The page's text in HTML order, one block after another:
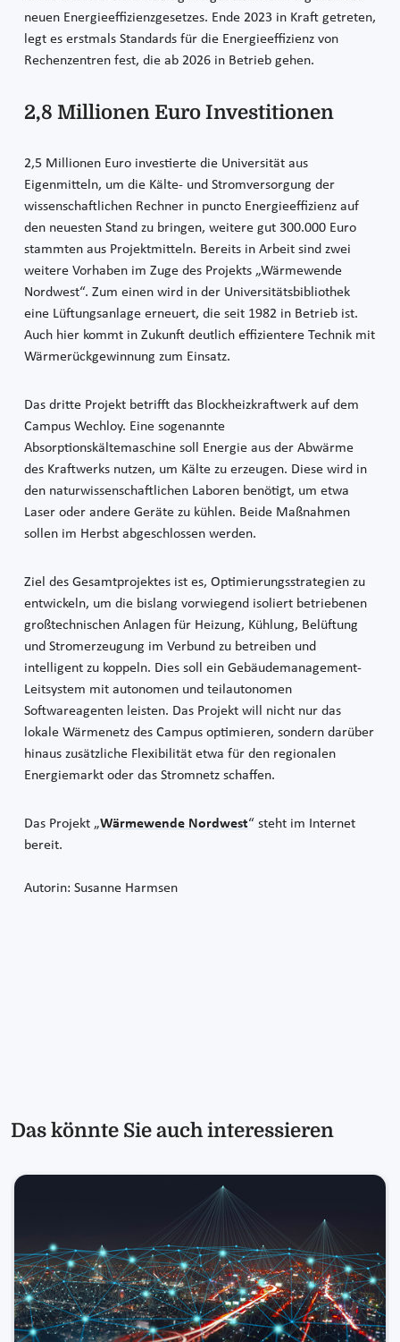
neuen Energieeffizienzgesetzes. Ende 2023 in Kraft getreten,
legt es erstmals Standards für die Energieeffizienz von
Rechenzentren fest, die ab 2026 in Betrieb gehen.
2,8 Millionen Euro Investitionen
2,5 Millionen Euro investierte die Universität aus
Eigenmitteln, um die Kälte- und Stromversorgung der
wissenschaftlichen Rechner in puncto Energieeffizienz auf
den neuesten Stand zu bringen, weitere gut 300.000 Euro
stammten aus Projektmitteln. Bereits in Arbeit sind zwei
weitere Vorhaben im Zuge des Projekts „Wärmewende
Nordwest“. Zum einen wird in der Universitätsbibliothek
eine Lüftungsanlage erneuert, die seit 1982 in Betrieb ist.
Auch hier kommt in Zukunft deutlich effizientere Technik mit
Wärmerückgewinnung zum Einsatz.
Das dritte Projekt betrifft das Blockheizkraftwerk auf dem
Campus Wechloy. Eine sogenannte
Absorptionskältemaschine soll Energie aus der Abwärme
des Kraftwerks nutzen, um Kälte zu erzeugen. Diese wird in
den naturwissenschaftlichen Laboren benötigt, um etwa
Laser oder andere Geräte zu kühlen. Beide Maßnahmen
sollen im Herbst abgeschlossen werden.
Ziel des Gesamtprojektes ist es, Optimierungsstrategien zu
entwickeln, um die bislang vorwiegend isoliert betriebenen
großtechnischen Anlagen für Heizung, Kühlung, Belüftung
und Stromerzeugung im Verbund zu betreiben und
intelligent zu koppeln. Dies soll ein Gebäudemanagement-
Leitsystem mit autonomen und teilautonomen
Softwareagenten leisten. Das Projekt will nicht nur das
lokale Wärmenetz des Campus optimieren, sondern darüber
hinaus zusätzliche Flexibilität etwa für den regionalen
Energiemarkt oder das Stromnetz schaffen.
Das Projekt „Wärmewende Nordwest“ steht im Internet
bereit.
Autorin: Susanne Harmsen
Das könnte Sie auch interessieren